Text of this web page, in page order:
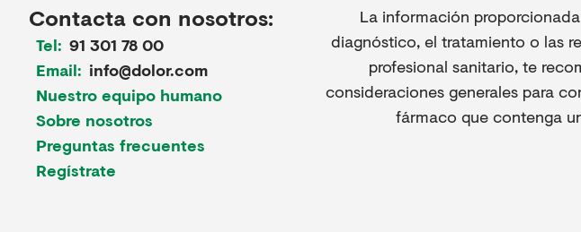
Contacta con nosotros:
Tel: 91 301 78 00
Email: info@dolor.com
Nuestro equipo humano
Sobre nosotros
Preguntas frecuentes
Regístrate
La información
diagnóstico, el tratamiento o las
profesional sanitario, te
consideraciones generales para
fármaco que contenga